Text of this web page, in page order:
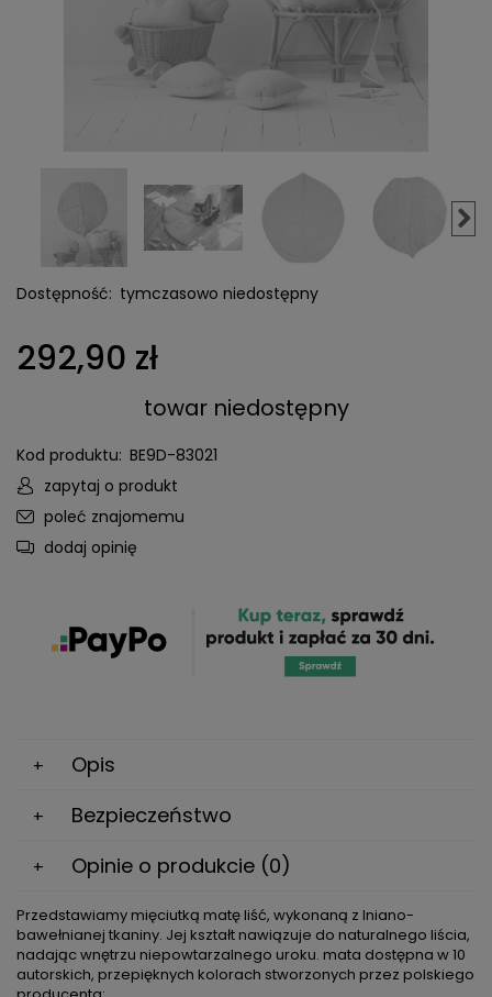
Dostępność: tymczasowo niedostępny
292,90 zł
towar niedostępny
Kod produktu: BE9D-83021
zapytaj o produkt
poleć znajomemu
dodaj opinię
Opis
Bezpieczeństwo
Opinie o produkcie (0)
Przedstawiamy mięciutką matę liść, wykonaną z lniano-
bawełnianej tkaniny. Jej kształt nawiązuje do naturalnego liścia,
nadając wnętrzu niepowtarzalnego uroku. mata dostępna w 10
autorskich, przepięknych kolorach stworzonych przez polskiego